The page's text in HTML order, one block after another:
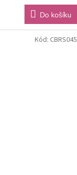
Do košíku
Kód: CBRS045